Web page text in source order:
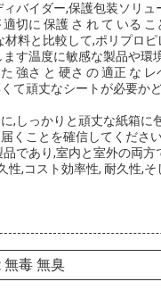
バイダー,保護包装ソリ
切に 保護 さ れ て いる こ
料と比較して,ポリプロ
す温度に敏感な製品や環
強さ と 硬さ の 適正 な レ
て頑丈なシートが必要か
,しっかりと頑丈な紙箱に
くことを確信してくださ
であり,室内と室外の両
,コスト効率性, 耐久性,そ
無毒 無臭